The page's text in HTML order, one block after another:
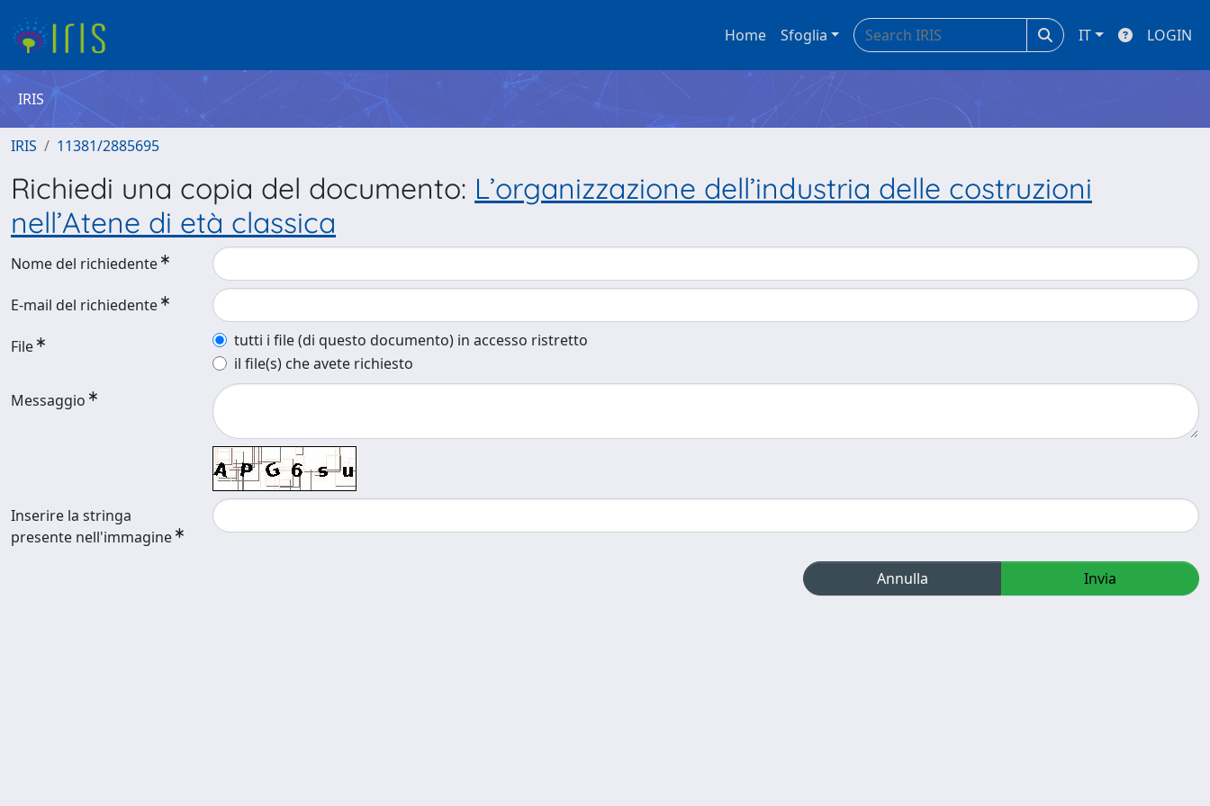
Home Sfoglia IT LOGIN
IRIS
IRIS 11381/2885695
Richiedi una copia del documento: L’organizzazione dell’industria delle costruzioni
nell’Atene di età classica
Nome del richiedente
E-mail del richiedente
File
tutti i file (di questo documento) in accesso ristretto
il file(s) che avete richiesto
Messaggio
Inserire la stringa
presente nell'immagine
Annulla Invia